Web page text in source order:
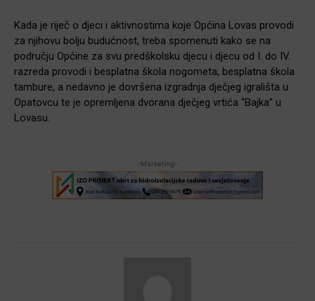
Kada je riječ o djeci i aktivnostima koje Općina Lovas provodi
za njihovu bolju budućnost, treba spomenuti kako se na
području Općine za svu predškolsku djecu i djecu od I. do IV.
razreda provodi i besplatna škola nogometa, besplatna škola
tambure, a nedavno je dovršena izgradnja dječjeg igrališta u
Opatovcu te je opremljena dvorana dječjeg vrtića “Bajka” u
Lovasu.
-Marketing-